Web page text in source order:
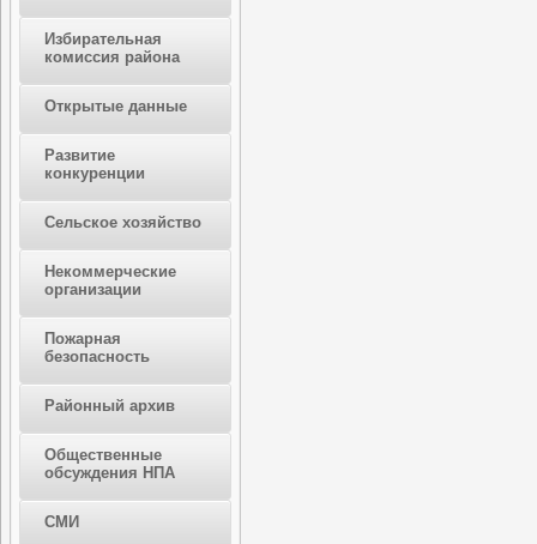
Избирательная
комиссия района
Открытые данные
Развитие
конкуренции
Сельское хозяйство
Некоммерческие
организации
Пожарная
безопасность
Районный архив
Общественные
обсуждения НПА
СМИ